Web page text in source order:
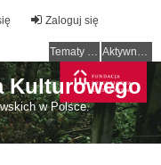
Zaloguj się
Tematy bez odpowiedzi Aktywne tematy
Kulturowego
w Polsce.